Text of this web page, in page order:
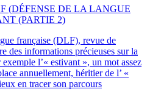
(DÉFENSE DE LA LANGUE
(PARTIE 2)
française (DLF), revue de
des informations précieuses sur la
l’« estivant », un mot assez
annuellement, héritier de l’ «
en tracer son parcours